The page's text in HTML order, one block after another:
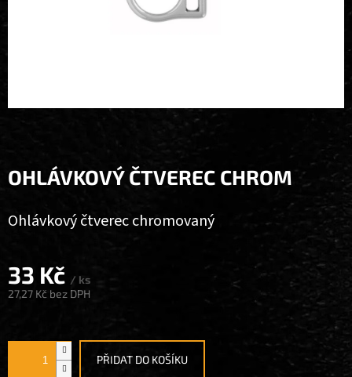
OHLÁVKOVÝ ČTVEREC CHROM
33 Kč / ks
27,27 Kč bez DPH
PŘIDAT DO KOŠÍKU
Ohlávkový čtverec chromovaný